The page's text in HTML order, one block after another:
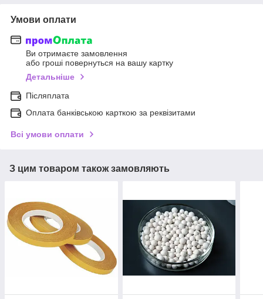
Умови оплати
Ви отримаєте замовлення
або гроші повернуться на вашу картку
Детальніше
Післяплата
Оплата банківською карткою за реквізитами
Всі умови оплати
З цим товаром також замовляють